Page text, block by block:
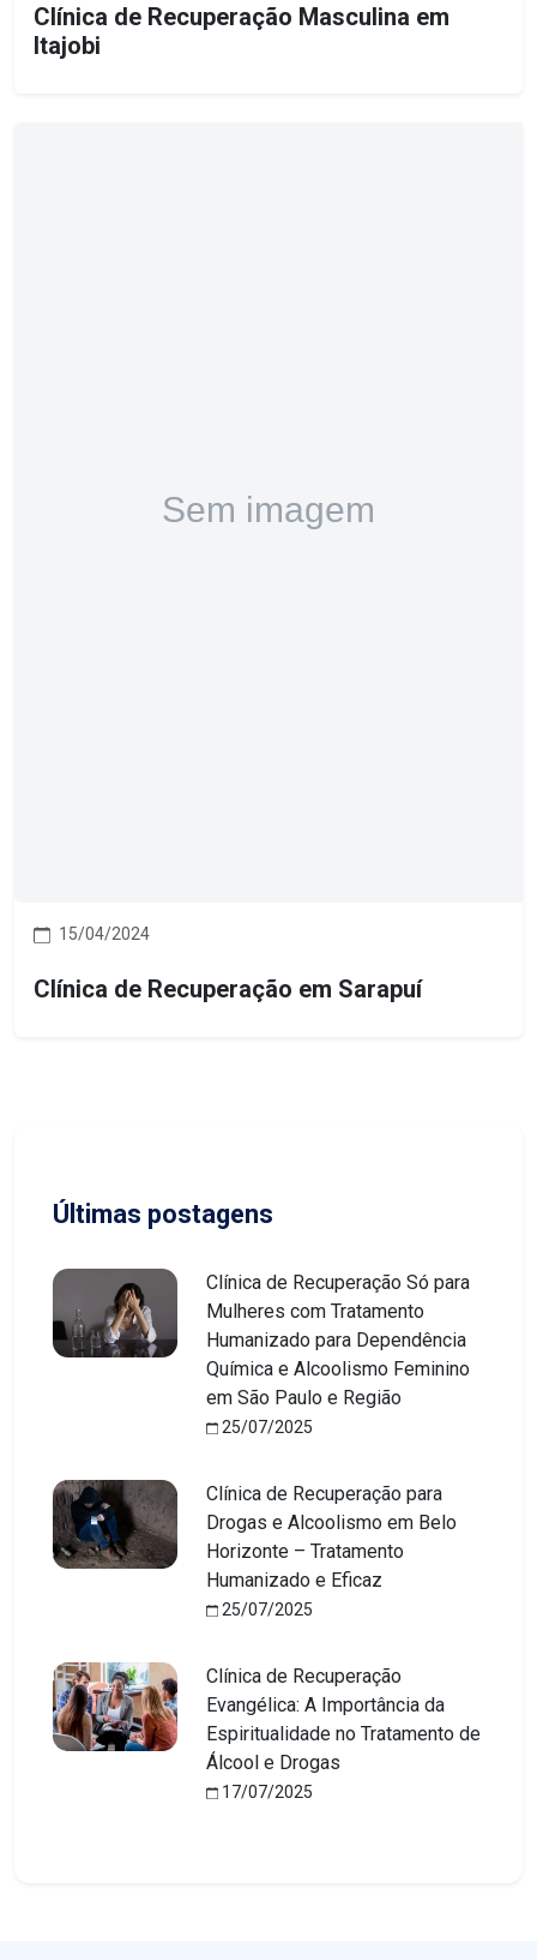
Clínica de Recuperação Masculina em
Itajobi
15/04/2024
Clínica de Recuperação em Sarapuí
Últimas postagens
Clínica de Recuperação Só para
Mulheres com Tratamento
Humanizado para Dependência
Química e Alcoolismo Feminino
em São Paulo e Região
25/07/2025
Clínica de Recuperação para
Drogas e Alcoolismo em Belo
Horizonte – Tratamento
Humanizado e Eficaz
25/07/2025
Clínica de Recuperação
Evangélica: A Importância da
Espiritualidade no Tratamento de
Álcool e Drogas
17/07/2025